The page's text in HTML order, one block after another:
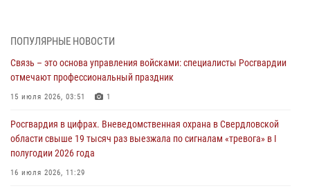
Росгвардия обеспечивает безопасность граждан на южном
Представитель Управления Росгвардии по Свердловской области
«Телекон»
В Свердловской области росгвардейцы стали призерами
ПОПУЛЯРНЫЕ НОВОСТИ
Связь – это основа управления войсками: специалисты Росгвардии
отмечают профессиональный праздник
15 июля 2026, 03:51 1
Росгвардия в цифрах. Вневедомственная охрана в Свердловской
области свыше 19 тысяч раз выезжала по сигналам «тревога» в I
полугодии 2026 года
16 июля 2026, 11:29